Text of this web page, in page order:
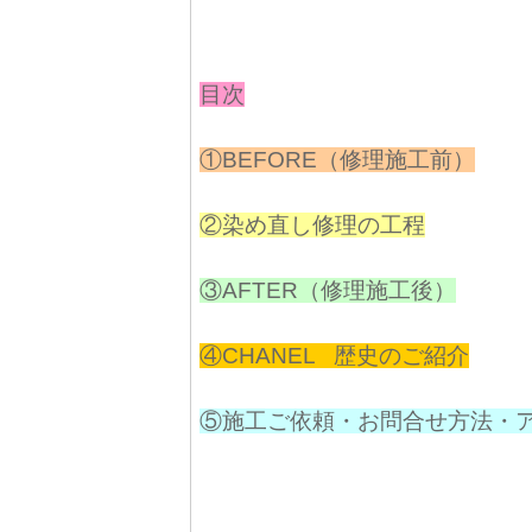
目次
①BEFORE（修理施工前）
②染め直し修理の工程
③AFTER（修理施工後）
④CHANEL 歴史のご紹介
⑤施工ご依頼・お問合せ方法・